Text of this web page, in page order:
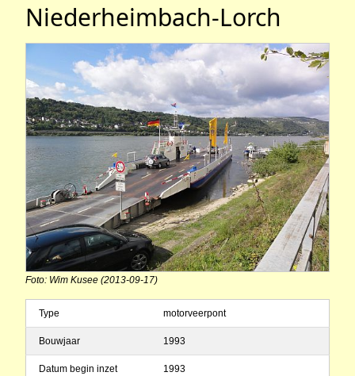
Niederheimbach-Lorch
Foto: Wim Kusee (2013-09-17)
Type motorveerpont
Bouwjaar 1993
Datum begin inzet 1993